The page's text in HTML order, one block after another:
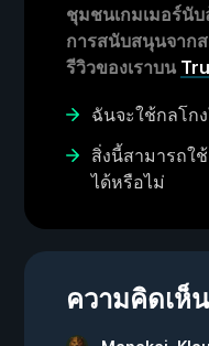
ชุมชนเกมเมอร์นับ
การสนับสนุนจาก
รีวิวของเราบน
ฉันจะใช้กลโก
สิ่งนี้สามารถใ
ได้หรือไม่
ความคิดเห็น